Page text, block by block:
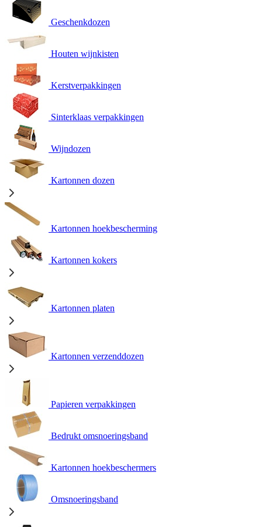
Geschenkdozen
Houten wijnkisten
Kerstverpakkingen
Sinterklaas verpakkingen
Wijndozen
Kartonnen dozen
Kartonnen hoekbescherming
Kartonnen kokers
Kartonnen platen
Kartonnen verzenddozen
Papieren verpakkingen
Bedrukt omsnoeringsband
Kartonnen hoekbeschermers
Omsnoeringsband